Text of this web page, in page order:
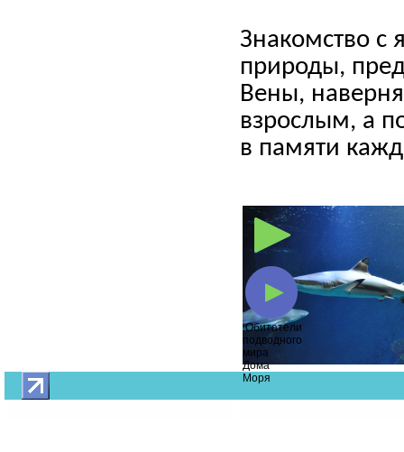
Знакомство
природы,
Вены,
взрослым, а
в памяти
Обитатели
подводного
мира
Дома
Моря